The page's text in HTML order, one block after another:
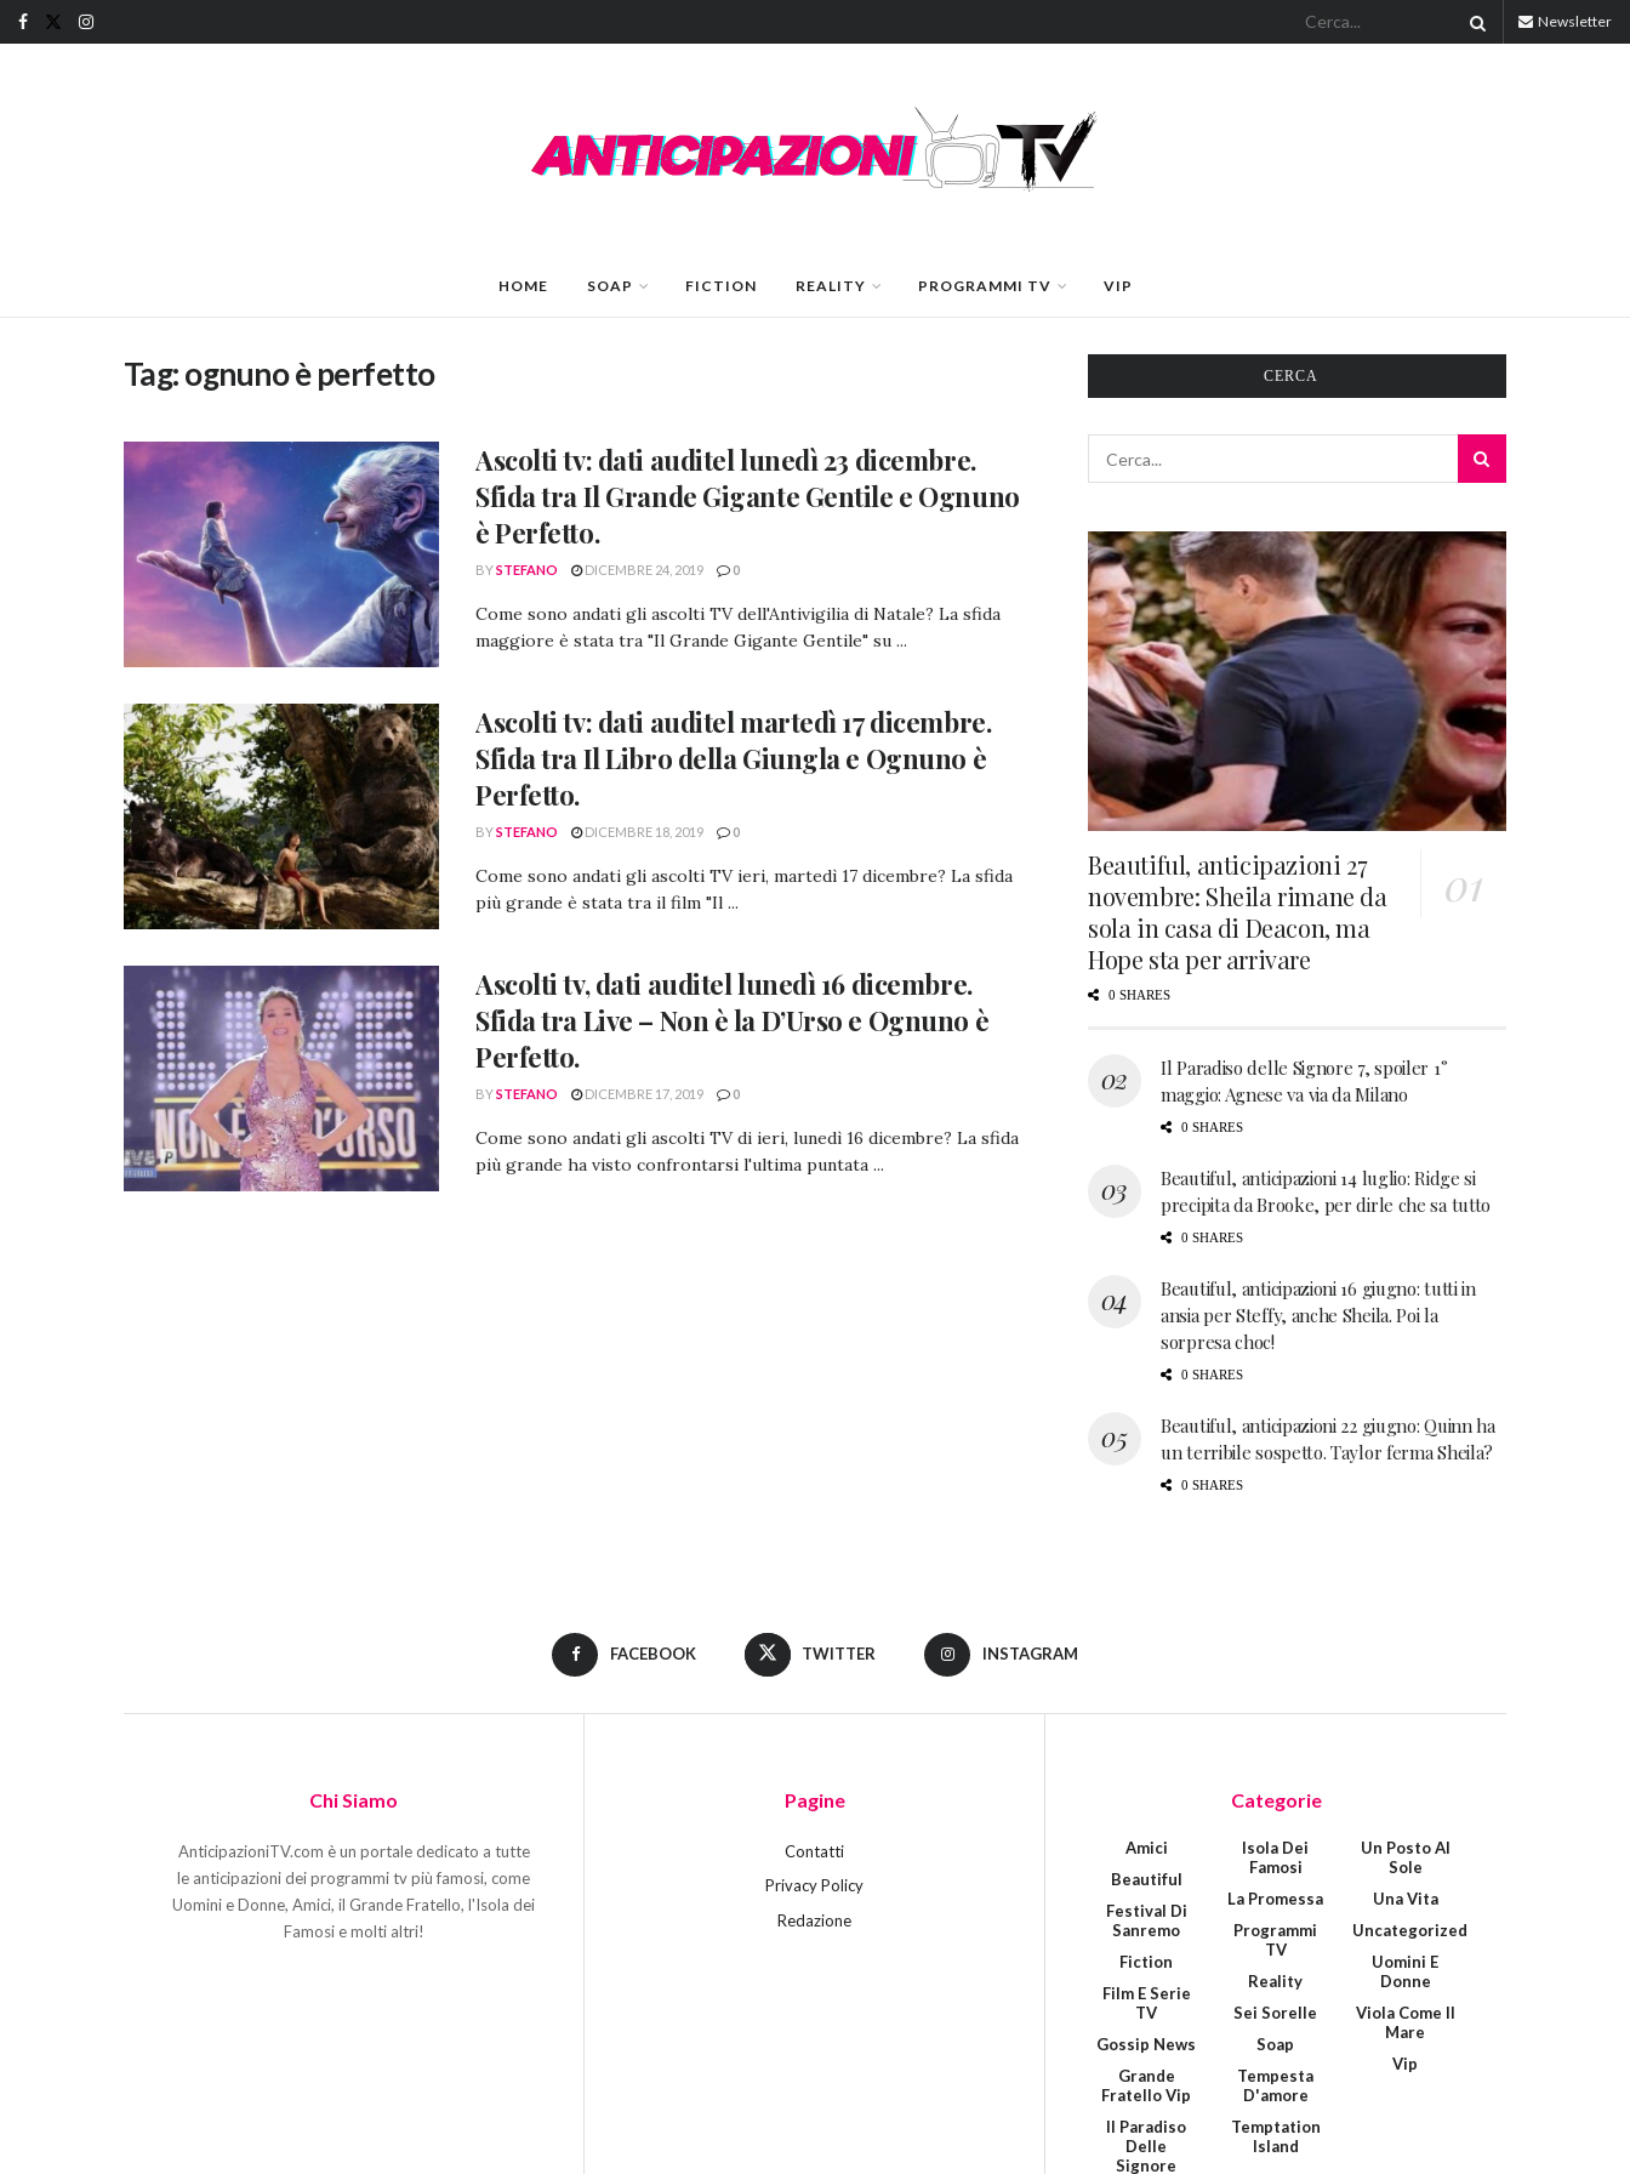
Newsletter
HOME SOAP FICTION REALITY PROGRAMMI TV VIP
Tag:ognuno è perfetto
Ascolti tv: dati auditel lunedì 23 dicembre.
Sfida tra Il Grande Gigante Gentile e Ognuno
è Perfetto.
BYSTEFANO DICEMBRE 24, 2019 0
Come sono andati gli ascolti TV dell'Antivigilia di Natale? La sfida
maggiore è stata tra "Il Grande Gigante Gentile" su ...
Ascolti tv: dati auditel martedì 17 dicembre.
Sfida tra Il Libro della Giungla e Ognuno è
Perfetto.
BYSTEFANO DICEMBRE 18, 2019 0
Come sono andati gli ascolti TV ieri, martedì 17 dicembre? La sfida
più grande è stata tra il film "Il ...
Ascolti tv, dati auditel lunedì 16 dicembre.
Sfida tra Live – Non è la D’Urso e Ognuno è
Perfetto.
BYSTEFANO DICEMBRE 17, 2019 0
Come sono andati gli ascolti TV di ieri, lunedì 16 dicembre? La sfida
più grande ha visto confrontarsi l'ultima puntata ...
CERCA
Beautiful, anticipazioni 27
novembre: Sheila rimane da
sola in casa di Deacon, ma
Hope sta per arrivare
0 SHARES
Il Paradiso delle Signore 7, spoiler 1°
maggio: Agnese va via da Milano
0 SHARES
Beautiful, anticipazioni 14 luglio: Ridge si
precipita da Brooke, per dirle che sa tutto
0 SHARES
Beautiful, anticipazioni 16 giugno: tutti in
ansia per Steffy, anche Sheila. Poi la
sorpresa choc!
0 SHARES
Beautiful, anticipazioni 22 giugno: Quinn ha
un terribile sospetto. Taylor ferma Sheila?
0 SHARES
FACEBOOK TWITTER INSTAGRAM
Chi Siamo
AnticipazioniTV.com è un portale dedicato a tutte
le anticipazioni dei programmi tv più famosi, come
Uomini e Donne, Amici, il Grande Fratello, l'Isola dei
Famosi e molti altri!
Pagine
Contatti
Privacy Policy
Redazione
Categorie
Amici
Beautiful
Festival Di
Sanremo
Fiction
Film E Serie
TV
Gossip News
Grande
Fratello Vip
Il Paradiso
Delle
Signore
Isola Dei
Famosi
La Promessa
Programmi
TV
Reality
Sei Sorelle
Soap
Tempesta
D'amore
Temptation
Island
Un Posto Al
Sole
Una Vita
Uncategorized
Uomini E
Donne
Viola Come Il
Mare
Vip